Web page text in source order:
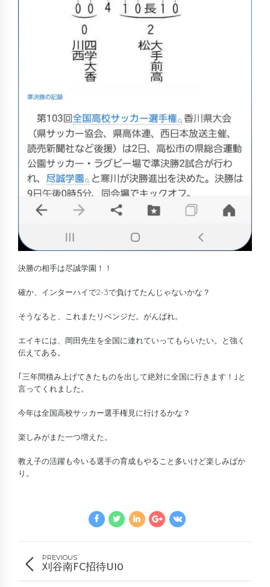
決勝の相手は尽誠学園！！
確か、インターハイで2-3で負けてたんじゃないかな？
そうなると、これまたリベンジだ。がんばれ。
エイキには、岡田先生を全国に連れていってもらいたい。と強く
伝えてある。
｢三年間積み上げてきたものを出して絶対に全国に行きます！｣と
言ってくれました。
今年は全国高校サッカー選手権見に行けるかな？
楽しみがまた一つ増えた。
教え子の活躍も今いる選手の育成もやること多いけど楽しみばか
り。
PREVIOUS
刈谷南FC招待U10